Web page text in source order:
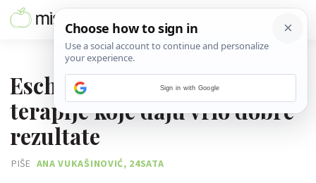
Escherichiae coli: Biljne
terapije koje daju vrlo dobre
rezultate
PIŠE ANA VUKAŠINOVIĆ, 24SATA
Sign in with Google